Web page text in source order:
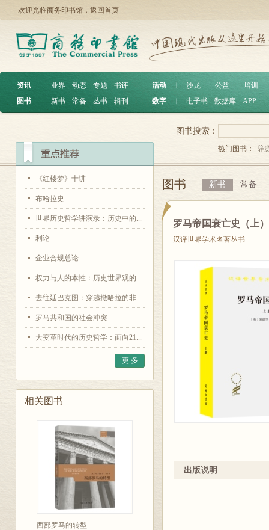
欢迎光临商务印书馆， 返回首页
资讯 ︱ 业界 动态 专题
书评
图书
︱ 新书 常备 丛书 辑刊
活动 沙龙 公益
培训
数字
电子书 数据库 APP
《红楼梦》十讲
布哈拉史
世界历史哲学讲演录：历史中的...
利论
企业合规总论
权力与人的本性：历史世界观的...
去往廷巴克图：穿越撒哈拉的非...
罗马共和国的社会冲突
大变革时代的历史哲学：面向21...
更 多
相关图书
西部罗马的转型
图书搜索：
热门图书： 辞
图书 新书 常备
罗马帝国衰亡史（上
汉译世界学术名著丛书
出版说明